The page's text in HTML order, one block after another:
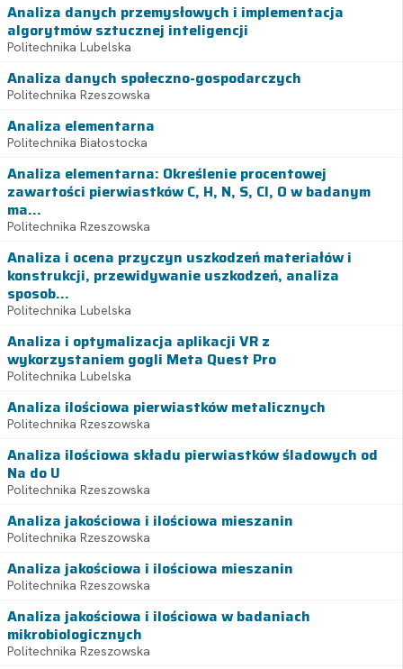
Analiza danych przemysłowych i implementacja
algorytmów sztucznej inteligencji
Politechnika Lubelska
Analiza danych społeczno-gospodarczych
Politechnika Rzeszowska
Analiza elementarna
Politechnika Białostocka
Analiza elementarna: Określenie procentowej
zawartości pierwiastków C, H, N, S, Cl, O w badanym
ma...
Politechnika Rzeszowska
Analiza i ocena przyczyn uszkodzeń materiałów i
konstrukcji, przewidywanie uszkodzeń, analiza
sposob...
Politechnika Lubelska
Analiza i optymalizacja aplikacji VR z
wykorzystaniem gogli Meta Quest Pro
Politechnika Lubelska
Analiza ilościowa pierwiastków metalicznych
Politechnika Rzeszowska
Analiza ilościowa składu pierwiastków śladowych od
Na do U
Politechnika Rzeszowska
Analiza jakościowa i ilościowa mieszanin
Politechnika Rzeszowska
Analiza jakościowa i ilościowa mieszanin
Politechnika Rzeszowska
Analiza jakościowa i ilościowa w badaniach
mikrobiologicznych
Politechnika Rzeszowska